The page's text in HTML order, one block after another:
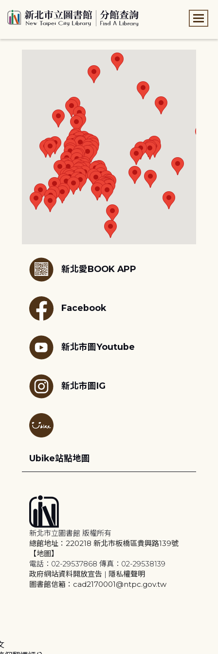
新北愛BOOK APP
Facebook
新北市圖Youtube
新北市圖IG
Ubike站點地圖
新北市立圖書館 版權所有
總館地址：220218 新北市板橋區貴興路139號
【地圖】
電話：02-29537868 傳真：02-29538139
政府網站資料開放宣告 | 隱私權聲明
圖書館信箱：cad2170001@ntpc.gov.tw